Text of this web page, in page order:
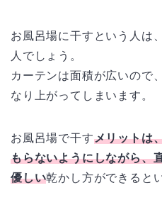
お風呂場に干すという人は
人でしょう。
カーテンは面積が広いので
なり上がってしまいます。
お風呂場で干すメリットは
もらないようにしながら、
優しい乾かし方ができると